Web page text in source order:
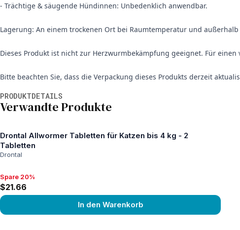
- Trächtige & säugende Hündinnen: Unbedenklich anwendbar.
Lagerung: An einem trockenen Ort bei Raumtemperatur und
Dieses Produkt ist nicht zur Herzwurmbekämpfung geeignet. Für
Bitte beachten Sie, dass die Verpackung dieses Produkts derzeit
PRODUKTDETAILS
Verwandte Produkte
Drontal Allwormer Tabletten für Katzen bis 4 kg - 2
Tabletten
Drontal
Spare 20%, $21.66
Spare 20%
$21.66
In den Warenkorb